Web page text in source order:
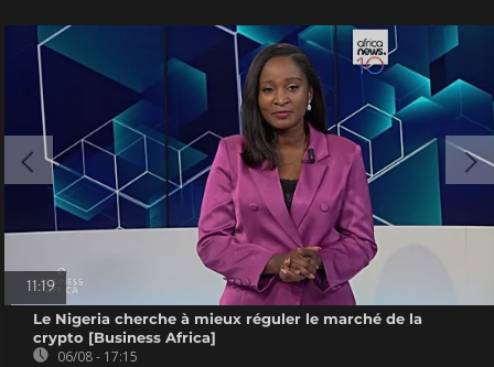
11:19
Le Nigeria cherche à mieux réguler le marché de la
crypto [Business Africa]
06/08 - 17:15